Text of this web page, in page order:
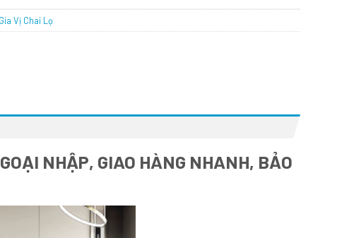
Vị Chai Lọ
NHẬP, GIAO HÀNG NHANH, BẢO